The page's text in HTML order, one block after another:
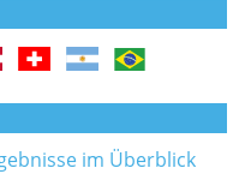
im Überblick